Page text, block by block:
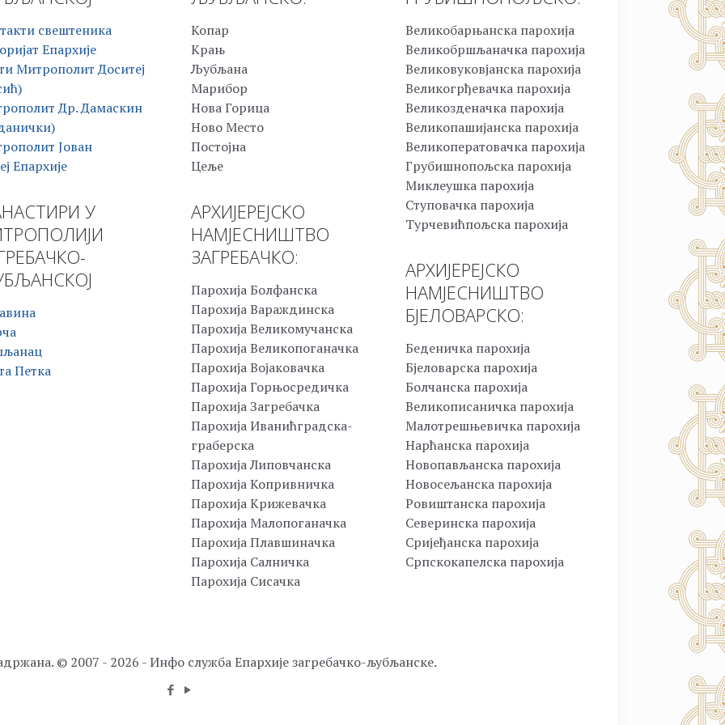
свештеника
Епархије
Митрополит Доситеј
Др. Дамаскин
Јован
Епархије
У
Петка
Копар
Крањ
Љубљана
Марибор
Нова Горица
Ново Место
Постојна
Цеље
АРХИЈЕРЕЈСКО
НАМЈЕСНИШТВО
ЗАГРЕБАЧКО:
Парохија Болфанска
Парохија Вараждинска
Парохија Великомучанска
Парохија Великопоганачка
Парохија Војаковачка
Парохија Горњосредичка
Парохија Загребачка
Парохија Иванићградска-
граберска
Парохија Липовчанска
Парохија Копривничка
Парохија Крижевачка
Парохија Малопоганачка
Парохија Плавшиначка
Парохија Салничка
Парохија Сисачка
Великобарњанска парохија
Великобршљаначка парохија
Великовуковјанска парохија
Великогрђевачка парохија
Великозденачка парохија
Великопашијанска парохија
Великоператовачка парохија
Грубишнопољска парохија
Миклеушка парохија
Ступовачка парохија
Турчевићпољска парохија
АРХИЈЕРЕЈСКО
НАМЈЕСНИШТВО
БЈЕЛОВАРСКО:
Беденичка парохија
Бјеловарска парохија
Болчанска парохија
Великописаничка парохија
Малотрешњевичка парохија
Нарћанска парохија
Новопављанска парохија
Новосељанска парохија
Ровиштанска парохија
Северинска парохија
Сријеђанска парохија
Српскокапелска парохија
© 2007 - 2026 - Инфо служба Епархије загребачко-љубљанске.